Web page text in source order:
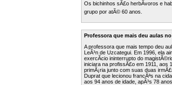
Os bichinhos sÃ£o herbÃ­voros e
grupo por atÃ© 60 anos.
Professora que mais deu aulas
A professora que mais tempo deu
LeÃ³n de Uzcategui. Em 1996, ela
exercÃ­cio ininterrupto do
iniciara na profissÃ£o em 1911, aos
primÃ¡ria junto com suas duas
Duprat que lecionou francÃªs na
aos 94 anos de idade, apÃ³s 78